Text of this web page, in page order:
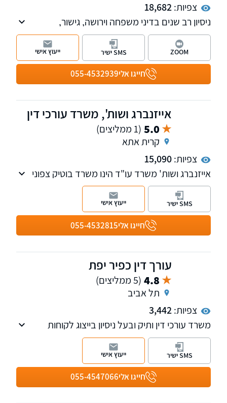
צפיות:18,682
ניסיון רב שנים בדיני משפחה וירושה, גישור,
מקרקעין, משפט אזרחי-מסחרי וחדלות פירעון. מתן
פתרונות מקצועיים ואסטרטגיים המותאמים אישית
לכל לקוח תוך ליווי צמוד לאורך כל ההליך
המשפטי. סניפים בתל-אביב ובבאר-שבע, שירות
בכל רחבי הארץ.
חייגו אלי055-4532939
ZOOM SMS ישיר ייעוץ אישי
אייזנברג ושות', משרד עורכי דין
5.0 (1 ממליצים)
קרית אתא
צפיות:15,090
אייזנברג ושות' משרד עו"ד הינו משרד בוטיק צפוני
בעל למעלה מ-20 שנות ניסיון בתחום המקרקעין
והמשפט המנהלי, בדגש על תכנון ובניה בכל
ההיבטים (מנהלי אזרחי ופלילי), ליווי פרוייקטים וליווי
קבלנים משלב כריתת החוזה ועד מסירת החזקה
חייגו אלי055-4532815
SMS ישיר ייעוץ אישי
עורך דין כפיר יפת
4.8 (5 ממליצים)
תל אביב
צפיות:3,442
משרד עורכי דין ותיק ובעל ניסיון בייצוג לקוחות
כפיר יפת מנוסה ומיומן מאוד בחקירות עדים, הגשת
ראיות וליווי מומחים לעדות בבית משפט, לרבות
ייצוג גופים גדולים במשק ורשויות מקומיות
מהגדולות והמובילות בישראל. למשרד מספר
חייגו אלי055-4547066
SMS ישיר ייעוץ אישי